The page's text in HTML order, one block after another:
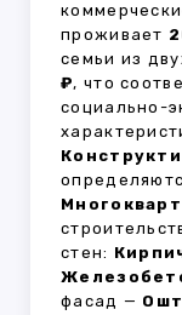
проживает
семьи из
₽, что
социально-
стен:
фасад —